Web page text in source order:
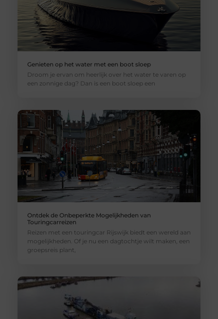
Genieten op het water met een boot sloep
Droom je ervan om heerlijk over het water te varen op
een zonnige dag? Dan is een boot sloep een
Ontdek de Onbeperkte Mogelijkheden van
Touringcarreizen
Reizen met een touringcar Rijswijk biedt een wereld aan
mogelijkheden. Of je nu een dagtochtje wilt maken, een
groepsreis plant,